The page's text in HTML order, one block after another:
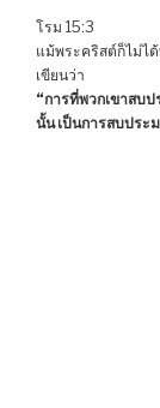
โรม 15:3
แม้พระคริสต์ก็ไม่ไ
เขียนว่า
“การที่พวกเขาสบ
นั้น เป็นการสบประ